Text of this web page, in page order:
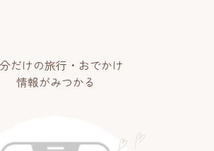
だけの旅行・おでかけ
情報がみつかる